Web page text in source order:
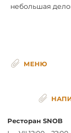
небольшая
МЕНЮ
Pесторан SNOB